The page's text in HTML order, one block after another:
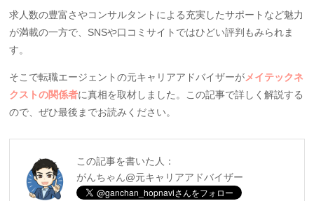
求人数の豊富さやコンサルタントによる充実したサポートなど魅力
が満載の一方で、SNSや口コミサイトではひどい評判もみられま
す。
そこで転職エージェントの元キャリアアドバイザーがメイテックネ
クストの関係者に真相を取材しました。この記事で詳しく解説する
ので、ぜひ最後までお読みください。
この記事を書いた人：
がんちゃん@元キャリアアドバイザー